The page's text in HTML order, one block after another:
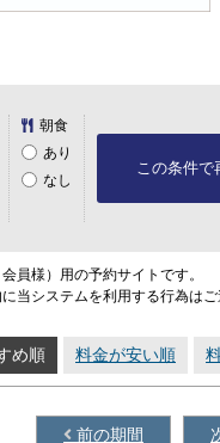
朝食
あり
なし
この条件で
員様）用の予約サイトです。
当システムを利用する行為はご
め順 料金が安い順
前の期間